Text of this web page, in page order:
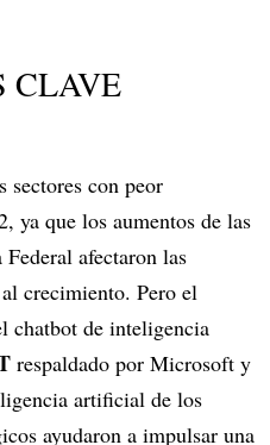
CLAVE
sectores con peor
ya que los aumentos de las
Federal afectaron las
crecimiento. Pero el
chatbot de inteligencia
respaldado por Microsoft y
artificial de los
ayudaron a impulsar una